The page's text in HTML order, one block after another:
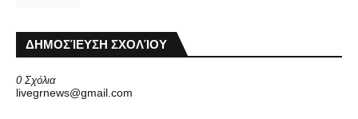
ΔΗΜΟΣΊΕΥΣΗ ΣΧΟΛΊΟΥ
0 Σχόλια
livegrnews@gmail.com